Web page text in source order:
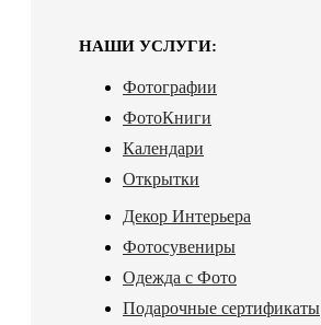
НАШИ УСЛУГИ:
Фотографии
ФотоКниги
Календари
Открытки
Декор Интерьера
Фотосувениры
Одежда с Фото
Подарочные сертификаты